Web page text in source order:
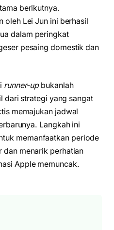
berikutnya.
oleh Lei Jun ini berhasil
dalam peringkat
pesaing domestik dan
runner-upbukanlah
dari strategi yang sangat
memajukan jadwal
Langkah ini
memanfaatkan periode
dan menarik perhatian
Apple memuncak.